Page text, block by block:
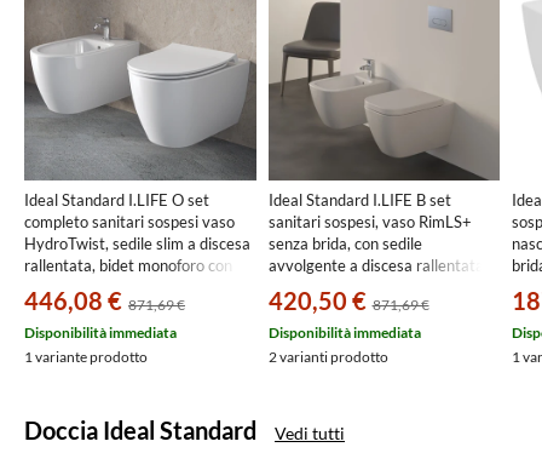
Ideal Standard I.LIFE O set
completo sanitari sospesi vaso
HydroTwist, sedile slim a discesa
rallentata, bidet monoforo con
finitura lucido
T568001+T568101+T572401
446,08 € 871,69 €
Disponibilità immediata
1 variante prodotto
Ideal Standard I.LIFE B set
sanitari sospesi, vaso RimLS+
senza brida, con sedile
avvolgente a discesa rallentata,
colore bianco finitura lucido
T461401+T461501+T468301
420,50 € 871,69 €
Disponibilità immediata
2 varianti prodotto
1
Doccia Ideal Standard Vedi tutti